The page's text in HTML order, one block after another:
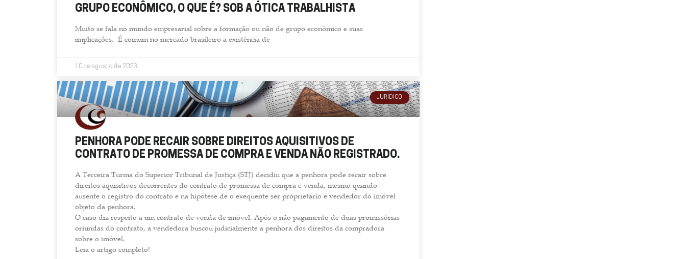
GRUPO ECONÔMICO, O QUE É? SOB A ÓTICA TRABALHISTA
Muito se fala no mundo empresarial sobre a formação ou não de grupo econômico e suas
implicações. É comum no mercado brasileiro a existência de
10 de agosto de 2023
JURÍDICO
PENHORA PODE RECAIR SOBRE DIREITOS AQUISITIVOS DE
CONTRATO DE PROMESSA DE COMPRA E VENDA NÃO REGISTRADO.
A Terceira Turma do Superior Tribunal de Justiça (STJ) decidiu que a penhora pode recair sobre
direitos aquisitivos decorrentes do contrato de promessa de compra e venda, mesmo quando
ausente o registro do contrato e na hipótese de o exequente ser proprietário e vendedor do imóvel
objeto da penhora.
O caso diz respeito a um contrato de venda de imóvel. Após o não pagamento de duas promissórias
oriundas do contrato, a vendedora buscou judicialmente a penhora dos direitos da compradora
sobre o imóvel.
Leia o artigo completo!